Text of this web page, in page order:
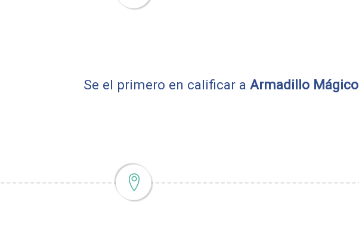
Se el primero en calificar a Armadillo Mágico